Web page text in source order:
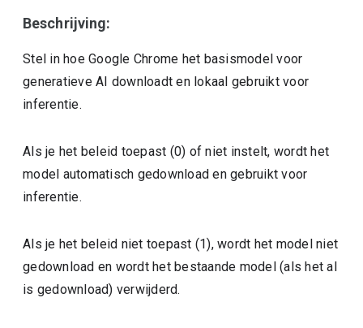
Beschrijving:
Stel in hoe Google Chrome het basismodel voor
generatieve AI downloadt en lokaal gebruikt voor
inferentie.
Als je het beleid toepast (0) of niet instelt, wordt het
model automatisch gedownload en gebruikt voor
inferentie.
Als je het beleid niet toepast (1), wordt het model niet
gedownload en wordt het bestaande model (als het al
is gedownload) verwijderd.